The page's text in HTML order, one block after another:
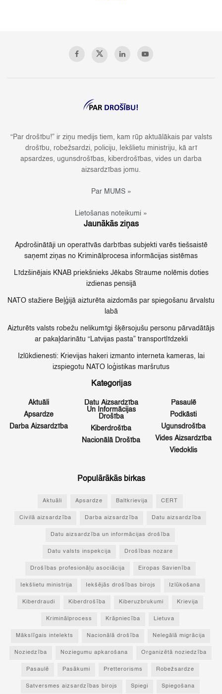
“Par drošību!” ir ziņu medijs tiem, kam rūp aktuālākais par valsts
drošību, robežsardzi, policiju, Iekšlietu ministriju, kā arī
apsardzes, ugunsdrošības, kiberdrošības, vides un darba
aizsardzības jomu.
Par MUMS »
Lietošanas noteikumi »
Jaunākās ziņas
Apdrošinātāji un operatīvās darbības subjekti varēs tiešsaistē
saņemt ziņas no Kriminālprocesa informācijas sistēmas
Līdzšinējais KNAB priekšnieks Jēkabs Straume nolēmis doties
izdienas pensijā
NATO stažiere Beļģijā aizturēta aizdomās par spiegošanu ārvalstu
labā
Aizturēts valsts robežu nelikumīgi šķērsojušu personu pārvadātājs
ar pakaļdarinātu “Latvijas pasta” transportlīdzekli
Izlūkdienesti: Krievijas hakeri izmanto interneta kameras, lai
izspiegotu NATO loģistikas maršrutus
Kategorijas
Aktuāli
Apsardze
Darba Aizsardzība
Datu Aizsardzība
Un Informācijas
Drošība
Kiberdrošība
Nacionālā Drošība
Pasaulē
Podkāsti
Ugunsdrošība
Vides Aizsardzība
Viedoklis
Populārākās birkas
Aktuāli Apsardze Baltkrievija CERT
Civilā aizsardzība Darba aizsardzība Datu aizsardzība
Datu aizsardzība un informācijas drošība
Datu valsts inspekcija Drošības nozare
Drošības profesionāļu asociācija Eiropas Savienība
Iekšlietu ministrija Iekšējās drošības birojs Izlūkošana
Kiberdraudi Kiberdrošība Kiberuzbrukumi Krievija
Kriminālprocess Krāpniecība Lietuva
Mākslīgais intelekts Nacionālā drošība Nelegālā migrācija
Noziedzība Noziegumu apkarošana Organizētā noziedzība
Pasaulē Pasākumi Pretterorisms Robežsardze
Satversmes aizsardzības birojs Spiegi Spiegošana